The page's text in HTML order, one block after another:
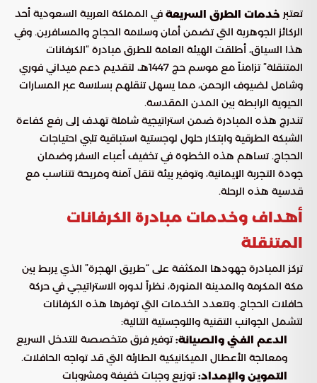
تعتبر خدمات الطرق السريعة في المملكة العربية السعودية أحد
الركائز الجوهرية التي تضمن أمان وسلامة الحجاج والمسافرين. وفي
هذا السياق، أطلقت الهيئة العامة للطرق مبادرة “الكرفانات
المتنقلة” تزامناً مع موسم حج 1447هـ، لتقديم دعم ميداني فوري
وشامل لضيوف الرحمن، مما يسهل تنقلهم بسلاسة عبر المسارات
الحيوية الرابطة بين المدن المقدسة.
تندرج هذه المبادرة ضمن استراتيجية شاملة تهدف إلى رفع كفاءة
الشبكة الطرقية وابتكار حلول لوجستية استباقية تلبي احتياجات
الحجاج. تساهم هذه الخطوة في تخفيف أعباء السفر وضمان
جودة التجربة الإيمانية، وتوفير بيئة تنقل آمنة ومريحة تتناسب مع
قدسية هذه الرحلة.
أهداف وخدمات مبادرة الكرفانات
المتنقلة
تركز المبادرة جهودها المكثفة على “طريق الهجرة” الذي يربط بين
مكة المكرمة والمدينة المنورة، نظراً لدوره الاستراتيجي في حركة
حافلات الحجاج. وتتعدد الخدمات التي توفرها هذه الكرفانات
لتشمل الجوانب التقنية واللوجستية التالية:
الدعم الفني والصيانة:توفير فرق متخصصة للتدخل السريع
ومعالجة الأعطال الميكانيكية الطارئة التي قد تواجه الحافلات.
التموين والإمداد:توزيع وجبات خفيفة ومشروبات